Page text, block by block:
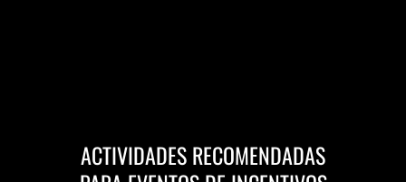
ACTIVIDADES RECOMENDADAS